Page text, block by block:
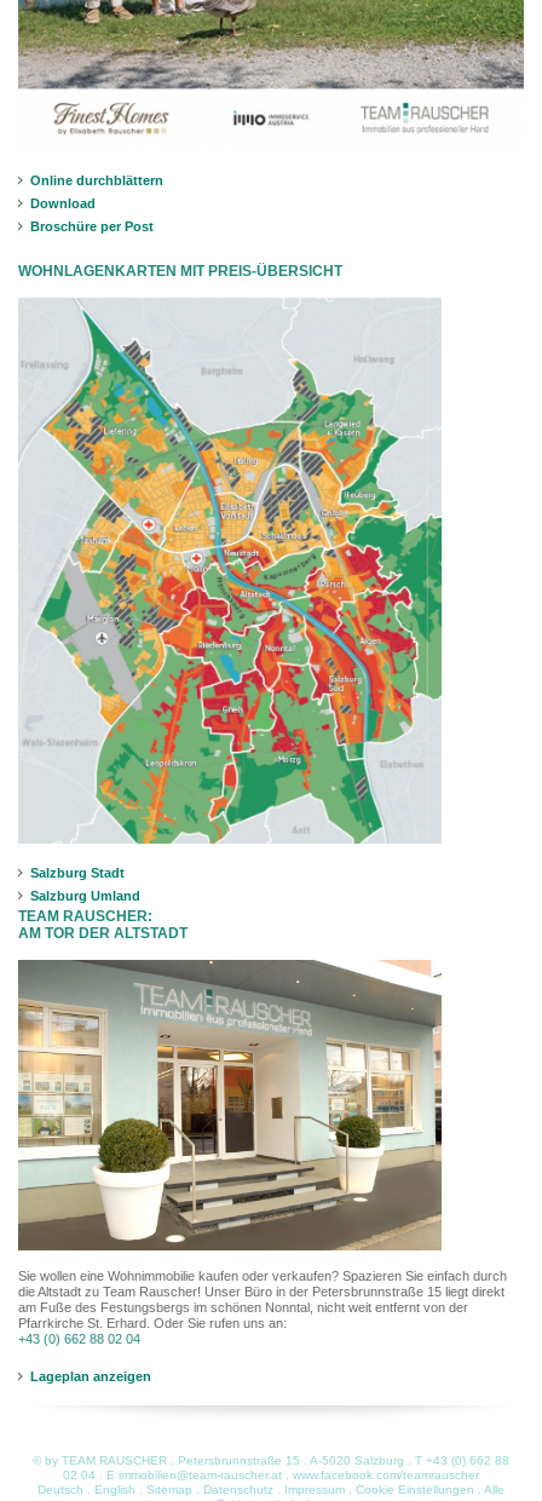
Online durchblättern
Download
Broschüre per Post
WOHNLAGENKARTEN MIT PREIS-ÜBERSICHT
Salzburg Stadt
Salzburg Umland
TEAM RAUSCHER:
AM TOR DER ALTSTADT
Sie wollen eine Wohnimmobilie kaufen oder verkaufen? Spazieren Sie einfach durch
die Altstadt zu Team Rauscher! Unser Büro in der Petersbrunnstraße 15 liegt direkt
am Fuße des Festungsbergs im schönen Nonntal, nicht weit entfernt von der
Pfarrkirche St. Erhard. Oder Sie rufen uns an:
+43 (0) 662 88 02 04
Lageplan anzeigen
© by TEAM RAUSCHER . Petersbrunnstraße 15 . A-5020 Salzburg . T +43 (0) 662 88
02 04 . E immobilien@team-rauscher.at
www.facebook.com/teamrauscher
Deutsch
English Sitemap Datenschutz Impressum Cookie Einstellungen . Alle